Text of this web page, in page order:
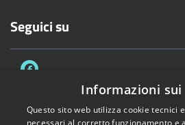
Seguici su
Informazioni sui
Questo sito web utilizza cookie tecnici
necessari al corretto funzionamento e